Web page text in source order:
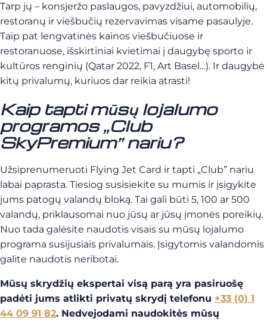
Tarp jų – konsjeržo paslaugos, pavyzdžiui, automobilių,
restoranų ir viešbučių rezervavimas visame pasaulyje.
Taip pat lengvatinės kainos viešbučiuose ir
restoranuose, išskirtiniai kvietimai į daugybę sporto ir
kultūros renginių (Qatar 2022, F1, Art Basel…). Ir daugybė
kitų privalumų, kuriuos dar reikia atrasti!
Kaip tapti mūsų lojalumo
programos „Club
SkyPremium” nariu?
Užsiprenumeruoti Flying Jet Card ir tapti „Club” nariu
labai paprasta. Tiesiog susisiekite su mumis ir įsigykite
jums patogų valandų bloką. Tai gali būti 5, 100 ar 500
valandų, priklausomai nuo jūsų ar jūsų įmonės poreikių.
Nuo tada galėsite naudotis visais su mūsų lojalumo
programa susijusiais privalumais. Įsigytomis valandomis
galite naudotis neribotai.
Mūsų skrydžių ekspertai visą parą yra pasiruošę
padėti jums atlikti privatų skrydį telefonu +33 (0) 1
44 09 91 82. Nedvejodami naudokitės mūsų